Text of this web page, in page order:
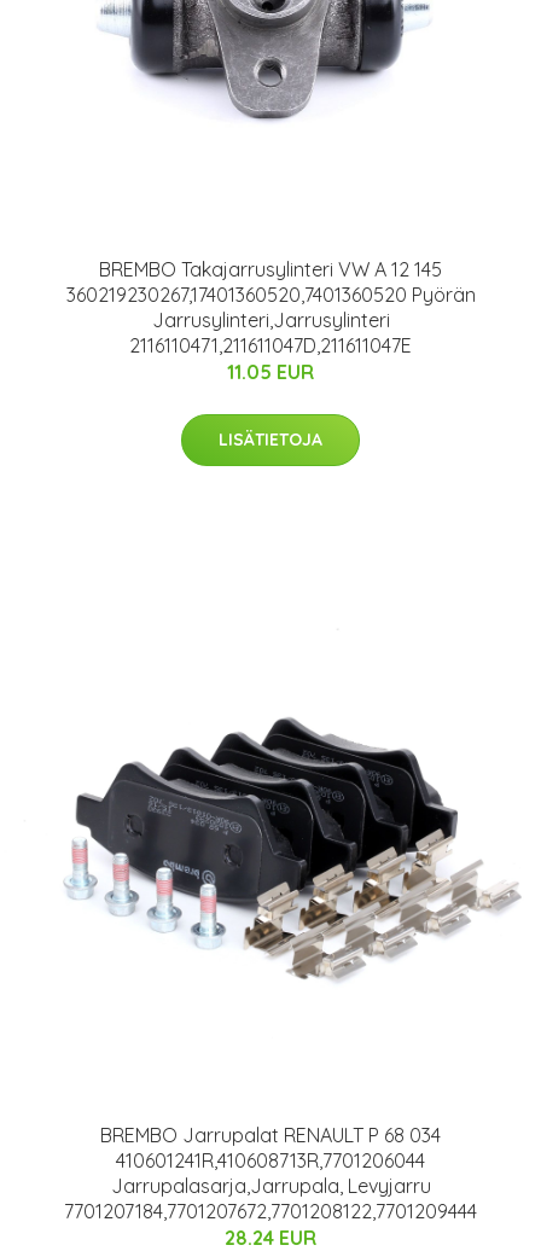
BREMBO Takajarrusylinteri VW A 12 145
360219230267,17401360520,7401360520 Pyörän
Jarrusylinteri,Jarrusylinteri
2116110471,211611047D,211611047E
11.05 EUR
LISÄTIETOJA
BREMBO Jarrupalat RENAULT P 68 034
410601241R,410608713R,7701206044
Jarrupalasarja,Jarrupala, Levyjarru
7701207184,7701207672,7701208122,7701209444
28.24 EUR